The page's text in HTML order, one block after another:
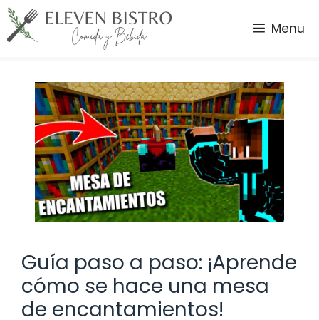
Saltar
al
contenido
Menu
Guía paso a paso: ¡Aprende
cómo se hace una mesa
de encantamientos!